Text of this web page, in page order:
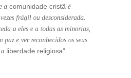
a comunidade cristã é
frágil ou desconsiderada.
a eles e a todas as minorias,
paz e ver reconhecidos os seus
liberdade religiosa”.